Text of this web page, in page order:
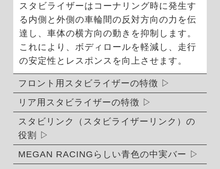
スタビライザーはコーナリング時に発生す
る内側と外側の車輪間の反対方向の力を伝
達し、車体の横方向の動きを抑制します。
これにより、ボディロールを軽減し、走行
の安定性とレスポンスを向上させます。
フロント用スタビライザーの特徴
リア用スタビライザーの特徴
スタビリンク（スタビライザーリンク）の
役割
MEGAN RACINGらしい青色の中実バー